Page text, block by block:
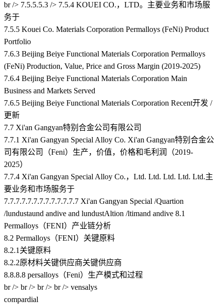
br /> 7.5.5.5.3 /> 7.5.4 KOUEI CO.，LTD。主要业务和市场服
务于
7.5.5 Kouei Co. Materials Corporation Permalloys (FeNi) Product
Portfolio
7.6.3 Beijing Beiye Functional Materials Corporation Permalloys
(FeNi) Production, Value, Price and Gross Margin (2019-2025)
7.6.4 Beijing Beiye Functional Materials Corporation Main
Business and Markets Served
7.6.5 Beijing Beiye Functional Materials Corporation Recent开发 /
更新
7.7 Xi'an Gangyan特别合金公司有限公司
7.7.1 Xi'an Gangyan Special Alloy Co. Xi'an Gangyan特别合金公
司有限公司（Feni）生产，价值，价格和毛利润（2019-
2025）
7.7.4 Xi'an Gangyan Special Alloy Co.，Ltd. Ltd. Ltd. Ltd. Ltd.主
要业务和市场服务于
7.7.7.7.7.7.7.7.7.7.7.7.7 Xi'an Gangyan Special /Quartion
/lundustaund andive and lundustAltion /ltimand andive 8.1
Permalloys（FENI）产业链分析
8.2 Permalloys（FENI）关键原料
8.2.1关键原料
8.2.2原材料关键供应商关键供应商
8.8.8.8 persalloys（Feni）生产模式和过程
br /> br /> br /> br /> vensalys
compardial